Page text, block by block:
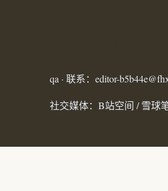
qa · 联系：editor-
社交媒体：B站空间 / 雪球